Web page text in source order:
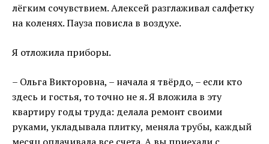
лёгким сочувствием. Алексей разглаживал салфетку
на коленях. Пауза повисла в воздухе.
Я отложила приборы.
– Ольга Викторовна, – начала я твёрдо, – если кто
здесь и гостья, то точно не я. Я вложила в эту
квартиру годы труда: делала ремонт своими
руками, укладывала плитку, меняла трубы, каждый